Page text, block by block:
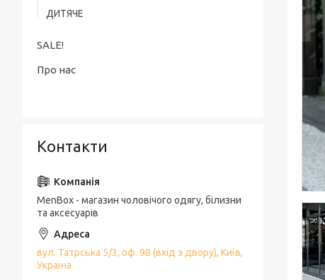
ДИТЯЧЕ
SALE!
Про нас
Контакти
MenBox - магазин чоловічого одягу, білизни
та аксесуарів
вул. Татрська 5/3, оф. 98 (вхід з двору), Київ,
Україна